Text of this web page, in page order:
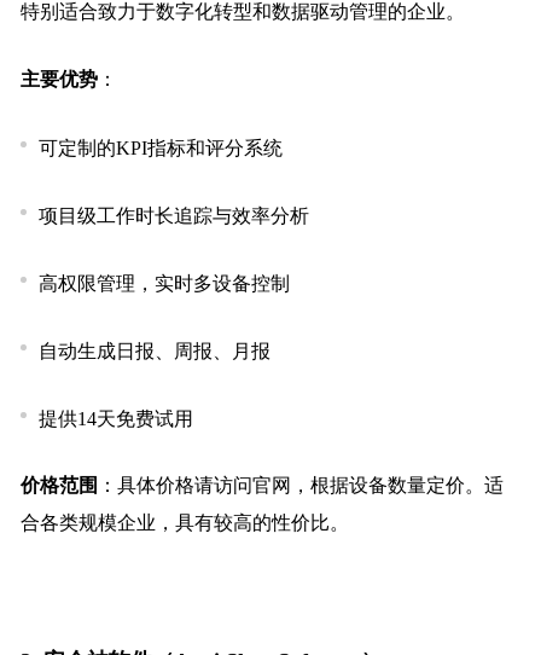
特别适合致力于数字化转型和数据驱动管理的企业。
主要优势：
可定制的KPI指标和评分系统
项目级工作时长追踪与效率分析
高权限管理，实时多设备控制
自动生成日报、周报、月报
提供14天免费试用
价格范围 ：具体价格请访问官网，根据设备数量定价。适
合各类规模企业，具有较高的性价比。